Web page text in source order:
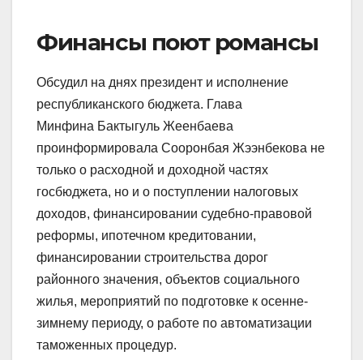
Финансы поют романсы
Обсудил на днях президент и исполнение
республиканского бюджета. Глава
Минфина Бактыгуль Жеенбаева
проинформировала Сооронбая Жээнбекова не
только о расходной и доходной частях
госбюджета, но и о поступлении налоговых
доходов, финансировании судебно-правовой
реформы, ипотечном кредитовании,
финансировании строительства дорог
районного значения, объектов социального
жилья, мероприятий по подготовке к осенне-
зимнему периоду, о работе по автоматизации
таможенных процедур.